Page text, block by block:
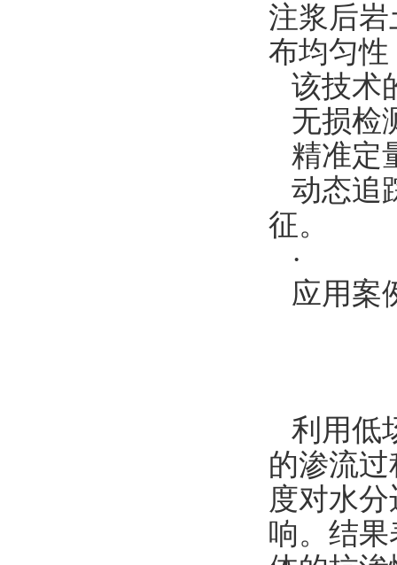
注浆后
布均匀
该技术
无损检
精准定
动态追
征。
·
应用案
利用低
的渗流
度对水
响。结